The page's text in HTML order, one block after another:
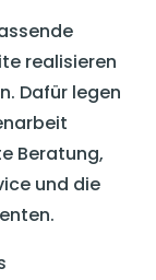
realisieren
Dafür legen
Beratung,
und die